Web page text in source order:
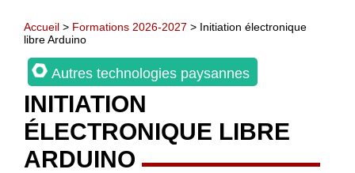
Accueil > Formations 2026-2027 > Initiation électronique
libre Arduino
Autres technologies paysannes
INITIATION
ÉLECTRONIQUE LIBRE
ARDUINO